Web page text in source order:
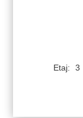
Etaj:
3